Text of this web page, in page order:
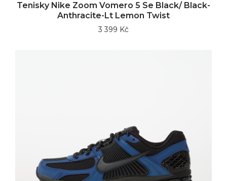
Tenisky Nike Zoom Vomero 5 Se Black/ Black-
Anthracite-Lt Lemon Twist
3 399 Kč